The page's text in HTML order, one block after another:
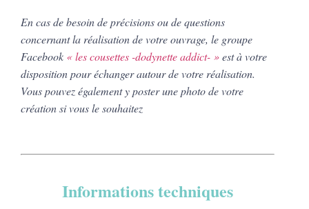
En cas de besoin de précisions ou de questions
concernant la réalisation de votre ouvrage, le groupe
Facebook « les cousettes -dodynette addict- »est à votre
disposition pour échanger autour de votre réalisation.
Vous pouvez également y poster une photo de votre
création si vous le souhaitez
Informations techniques